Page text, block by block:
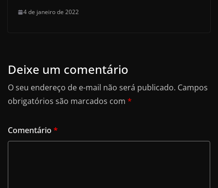
4 de janeiro de 2022
Deixe um comentário
O seu endereço de e-mail não será publicado. Campos
obrigatórios são marcados com *
Comentário *